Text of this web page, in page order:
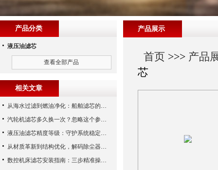
产品展示
首页 >>> 产品
芯
产品分类
液压油滤芯
查看全部产品
相关文章
从海水过滤到燃油净化：船舶滤芯的多场景应用解析
汽轮机滤芯多久换一次？忽略这个参数，机组非停损失可能上百万！
液压油滤芯精度等级：守护系统稳定与寿命的“微米标尺”
从材质革新到结构优化，解码除尘器滤芯性能跃升的核心逻辑
数控机床滤芯安装指南：三步精准操作，杜绝设备“亚健康”